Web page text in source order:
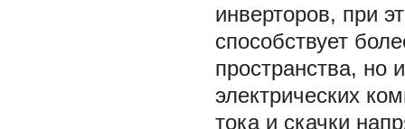
инверторов, при
способствует
пространства, но
электрических
тока и скачки